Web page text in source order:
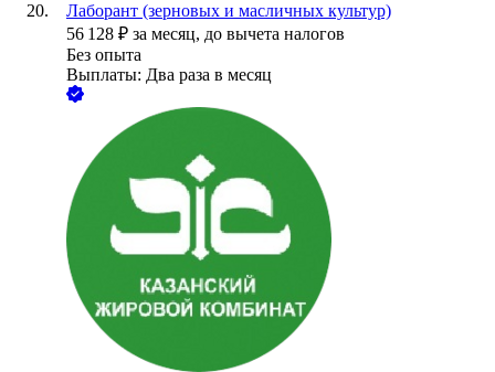
Лаборант (зерновых и масличных культур)
56 128 ₽ за месяц, до вычета налогов
Без опыта
Выплаты: Два раза в месяц